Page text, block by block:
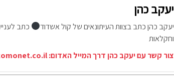
יעקב כהן
יעקב כהן כתב בצוות העיתונאים של קול אשדוד
כתב
וחקלאות
צור קשר עם יעקב כהן דרך המייל האדום: